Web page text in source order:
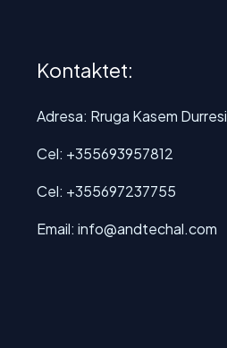
Kontaktet:
Adresa: Rruga Kasem Durresi
Cel: +355693957812
Cel: +355697237755
Email: info@andtechal.com